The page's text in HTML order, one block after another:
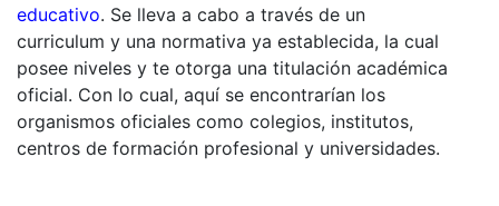
educativo. Se lleva a cabo a través de un
curriculum y una normativa ya establecida, la cual
posee niveles y te otorga una titulación académica
oficial. Con lo cual, aquí se encontrarían los
organismos oficiales como colegios, institutos,
centros de formación profesional y universidades.